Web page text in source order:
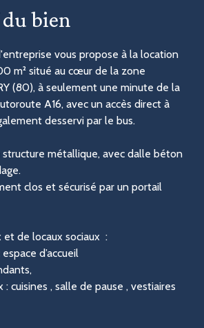
bien
vous propose à la location
m² situé au cœur de la zone
(80), à seulement une minute de la
A16, avec un accès direct à
desservi par le bus.
métallique, avec dalle béton
clos et sécurisé par un portail
de locaux sociaux :
d’accueil
: cuisines , salle de pause , vestiaires